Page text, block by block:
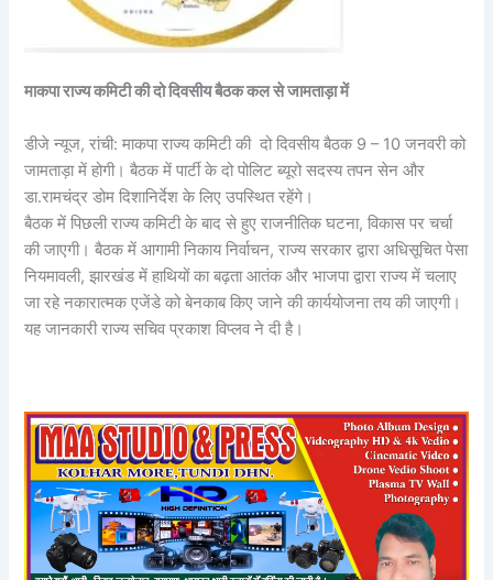
माकपा राज्य कमिटी की दो दिवसीय बैठक कल से जामताड़ा में
डीजे न्यूज, रांची: माकपा राज्य कमिटी की दो दिवसीय बैठक 9 – 10 जनवरी को
जामताड़ा में होगी। बैठक में पार्टी के दो पोलिट ब्यूरो सदस्य तपन सेन और
डा.रामचंद्र डोम दिशानिर्देश के लिए उपस्थित रहेंगे।
बैठक में पिछली राज्य कमिटी के बाद से हुए राजनीतिक घटना, विकास पर चर्चा
की जाएगी। बैठक में आगामी निकाय निर्वाचन, राज्य सरकार द्वारा अधिसूचित पेसा
नियमावली, झारखंड में हाथियों का बढ़ता आतंक और भाजपा द्वारा राज्य में चलाए
जा रहे नकारात्मक एजेंडे को बेनकाब किए जाने की कार्ययोजना तय की जाएगी।
यह जानकारी राज्य सचिव प्रकाश विप्लव ने दी है।